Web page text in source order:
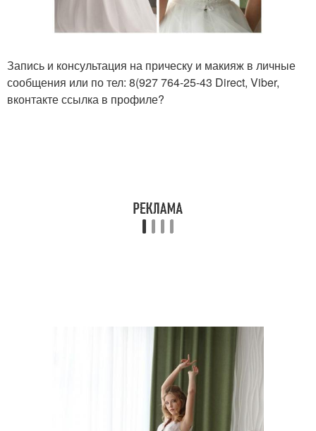
Запись и консультация на прическу и макияж в личные
сообщения или по тел: 8(927 764-25-43 Direct, Viber,
вконтакте ссылка в профиле?